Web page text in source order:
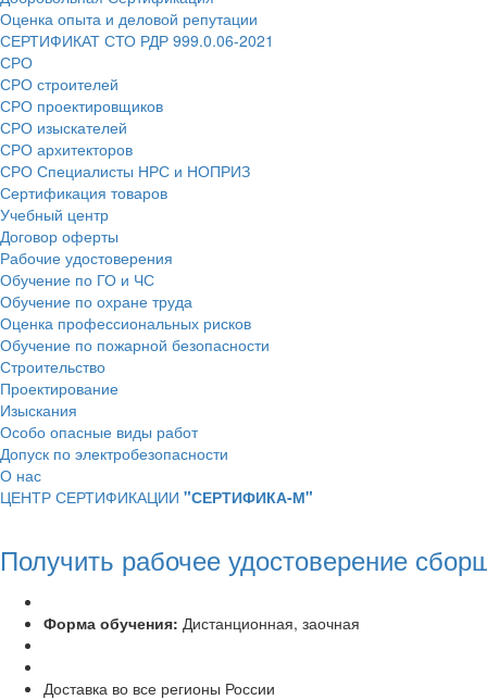
Оценка опыта и деловой репутации
СЕРТИФИКАТ СТО РДР 999.0.06-2021
СРО
СРО строителей
СРО проектировщиков
СРО изыскателей
СРО архитекторов
СРО Специалисты НРС и НОПРИЗ
Сертификация товаров
Учебный центр
Договор оферты
Рабочие удостоверения
Обучение по ГО и ЧС
Обучение по охране труда
Оценка профессиональных рисков
Обучение по пожарной безопасности
Строительство
Проектирование
Изыскания
Особо опасные виды работ
Допуск по электробезопасности
О нас
ЦЕНТР СЕРТИФИКАЦИИ "СЕРТИФИКА-М"
Получить рабочее удостоверение
Форма обучения: Дистанционная, заочная
Доставка во все регионы России